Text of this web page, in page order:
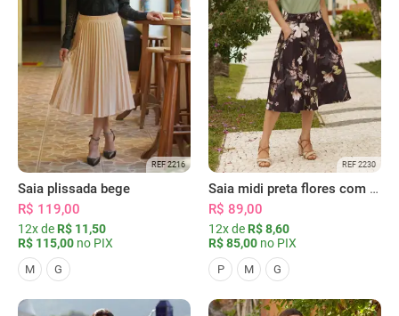
REF 2216
Saia plissada bege
R$ 119,00
12x de R$ 11,50
R$ 115,00 no PIX
M G
REF 2230
Saia midi preta flores com bolsos
R$ 89,00
12x de R$ 8,60
R$ 85,00 no PIX
P M G